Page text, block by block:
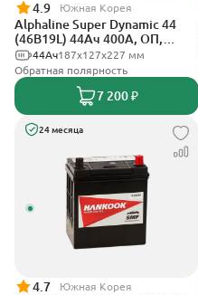
4.9 Южная Корея
Alphaline Super Dynamic 44
(46B19L) 44Ач 400А, ОП,
тонкие клеммы
187х127х227 мм
44Ач
Обратная полярность
7 200 ₽
24 месяца
4.7 Южная Корея